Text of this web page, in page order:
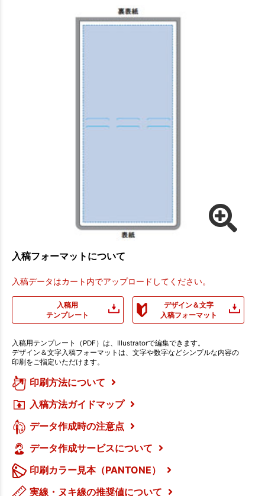
入稿フォーマットについて
入稿データはカート内でアップロードしてください。
入稿用
テンプレート
デザイン＆文字
入稿フォーマット
入稿用テンプレート（PDF）は、Illustratorで編集できます。
デザイン＆文字入稿フォーマットは、文字や数字などシンプルな内容の
印刷をご指定いただけます。
印刷方法について
入稿方法ガイドマップ
データ作成時の注意点
データ作成サービスについて
印刷カラー見本（PANTONE）
実線・ヌキ線の推奨値について